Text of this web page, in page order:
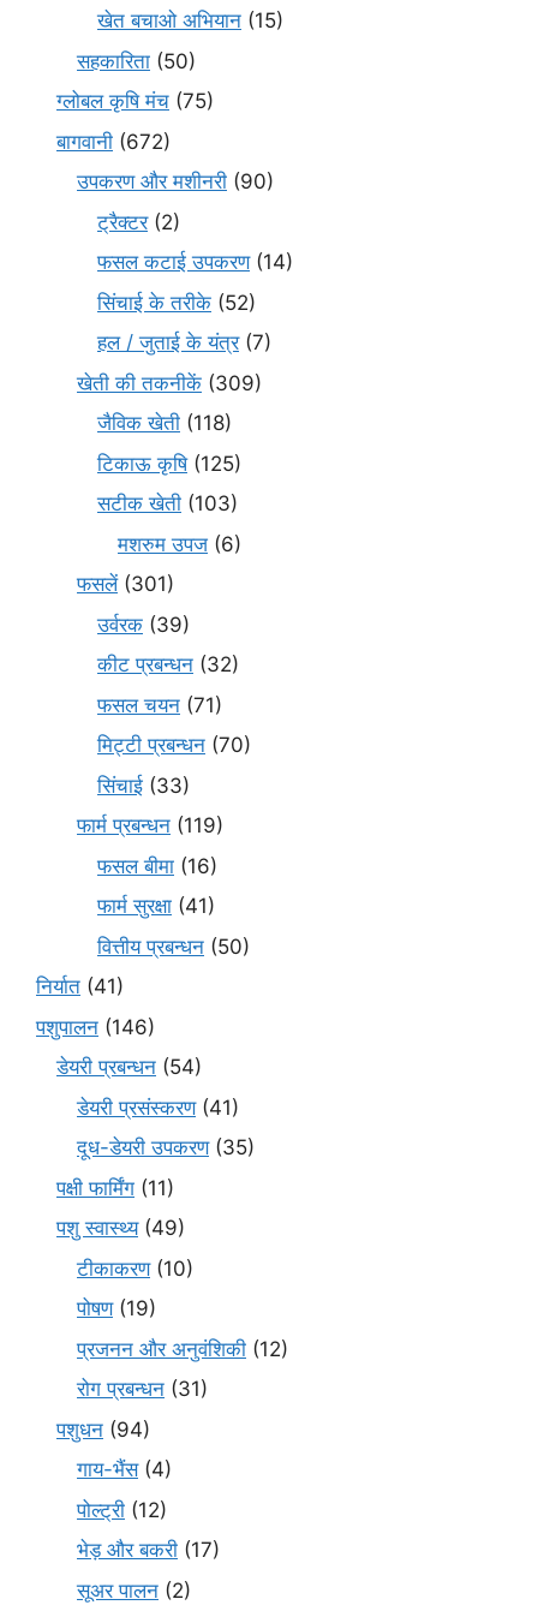
खेत बचाओ अभियान (15)
सहकारिता (50)
ग्लोबल कृषि मंच (75)
बागवानी (672)
उपकरण और मशीनरी (90)
ट्रैक्टर(2)
फसल कटाई उपकरण(14)
सिंचाई के तरीके (52)
हल / जुताई के यंत्र(7)
खेती की तकनीकें (309)
जैविक खेती (118)
टिकाऊ कृषि(125)
सटीक खेती (103)
मशरुम उपज (6)
फसलें(301)
उर्वरक (39)
कीट प्रबन्धन (32)
फसल चयन (71)
मि‌ट्टी प्रबन्धन (70)
सिंचाई (33)
फार्म प्रबन्धन (119)
फसल बीमा (16)
फार्म सुरक्षा (41)
वित्तीय प्रबन्धन (50)
निर्यात (41)
पशुपालन (146)
डेयरी प्रबन्धन (54)
डेयरी प्रसंस्करण(41)
दूध-डेयरी उपकरण(35)
पक्षी फार्मिंग (11)
पशु स्वास्थ्य(49)
टीकाकरण(10)
पोषण(19)
प्रजनन और अनुवंशिकी (12)
रोग प्रबन्धन (31)
पशुधन (94)
गाय-भैंस(4)
पोल्ट्री (12)
भेड़ और बकरी (17)
सूअर पालन (2)